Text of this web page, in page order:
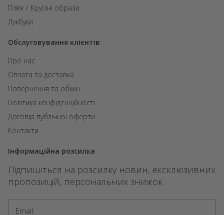
Пляж / Круїзні образи
Лукбуки
Обслуговування клієнтів
Про нас
Оплата та доставка
Повернення та обмін
Політика конфіденційності
Договір публічної оферти
Контакти
Інформаційна розсилка
Підпишіться на розсилку новин, ексклюзивних
пропозицій, персональних знижок